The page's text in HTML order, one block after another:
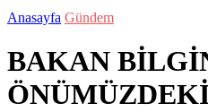
Anasayfa Gündem
BAKAN